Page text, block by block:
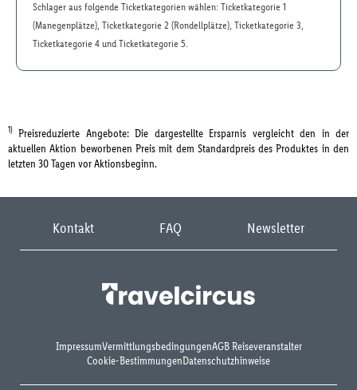
Schlager aus folgende Ticketkategorien wählen: Ticketkategorie 1
(Manegenplätze), Ticketkategorie 2 (Rondellplätze), Ticketkategorie 3,
Ticketkategorie 4 und Ticketkategorie 5.
1) Preisreduzierte Angebote: Die dargestellte Ersparnis vergleicht den in der
aktuellen Aktion beworbenen Preis mit dem Standardpreis des Produktes in den
letzten 30 Tagen vor Aktionsbeginn.
Kontakt FAQ Newsletter
ImpressumVermittlungsbedingungenAGB Reiseveranstalter
Cookie-BestimmungenDatenschutzhinweise